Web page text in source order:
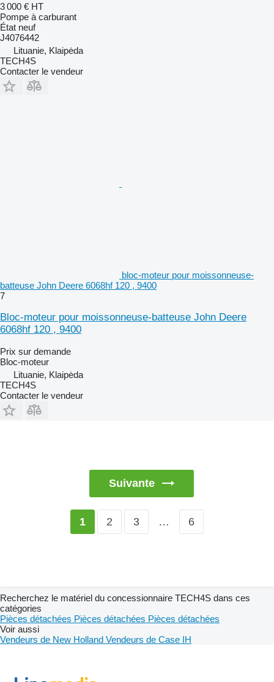
3 000 € HT
Pompe à carburant
État neuf
J4076442
Lituanie, Klaipėda
TECH4S
Contacter le vendeur
bloc-moteur pour moissonneuse-
batteuse John Deere 6068hf 120 , 9400
7
Bloc-moteur pour moissonneuse-batteuse John Deere
6068hf 120 , 9400
Prix sur demande
Bloc-moteur
Lituanie, Klaipėda
TECH4S
Contacter le vendeur
Suivante
1 2 3 … 6
Recherchez le matériel du concessionnaire TECH4S dans ces
catégories
Pièces détachées Pièces détachées Pièces détachées
Voir aussi
Vendeurs de New Holland Vendeurs de Case IH